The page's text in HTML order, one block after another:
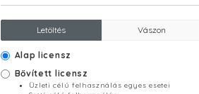
Letöltés Vászon
Alap licensz
Bővített licensz
Üzleti célú felhasználás egyes esetei